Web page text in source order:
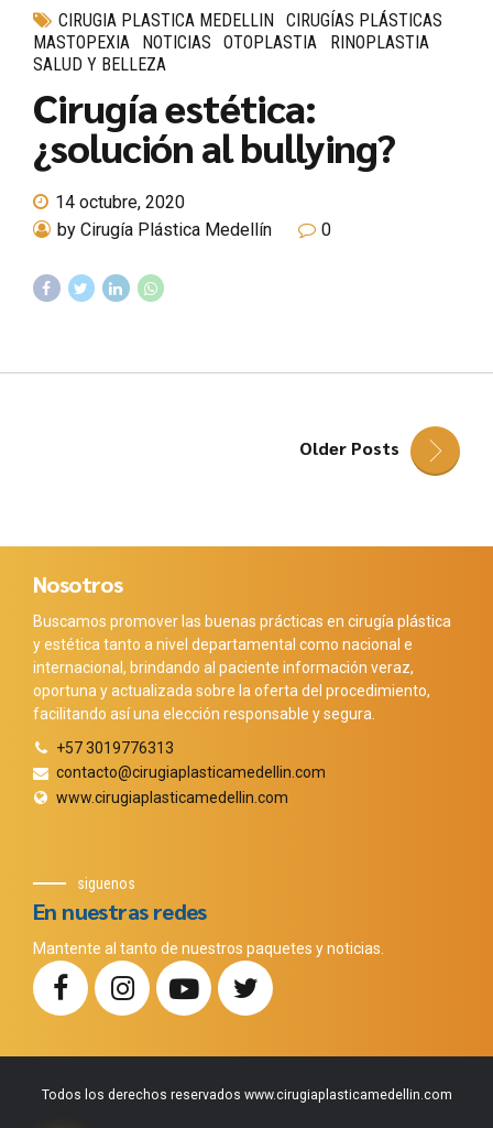
CIRUGIA PLASTICA MEDELLIN
CIRUGÍAS PLÁSTICAS
MASTOPEXIA
NOTICIAS OTOPLASTIA
RINOPLASTIA
SALUD Y BELLEZA
Cirugía estética:
¿solución al bullying?
14 octubre, 2020
by Cirugía Plástica Medellín
0
Older Posts
Nosotros
Buscamos promover las buenas prácticas en cirugía plástica
y estética tanto a nivel departamental como nacional e
internacional, brindando al paciente información veraz,
oportuna y actualizada sobre la oferta del procedimiento,
facilitando así una elección responsable y segura.
+57 3019776313
contacto@cirugiaplasticamedellin.com
www.cirugiaplasticamedellin.com
siguenos
En nuestras redes
Mantente al tanto de nuestros paquetes y noticias.
Todos los derechos reservados www.cirugiaplasticamedellin.com